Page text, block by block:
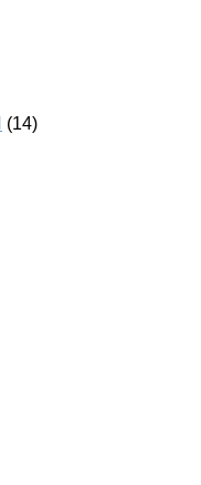
(14)